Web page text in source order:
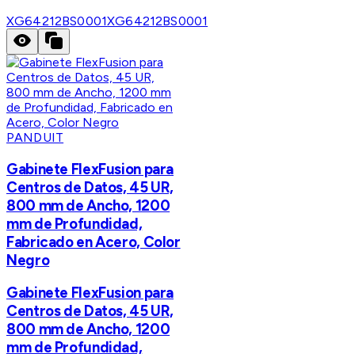
XG64212BS0001XG64212BS0001
PANDUIT
Gabinete FlexFusion para
Centros de Datos, 45 UR,
800 mm de Ancho, 1200
mm de Profundidad,
Fabricado en Acero, Color
Negro
Gabinete FlexFusion para
Centros de Datos, 45 UR,
800 mm de Ancho, 1200
mm de Profundidad,